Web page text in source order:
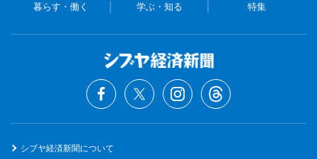
暮らす・働く 学ぶ・知る 特集
シブヤ経済新聞について